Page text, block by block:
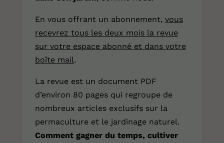
En vous offrant un abonnement, vous
recevrez tous les deux mois la revue
sur votre espace abonné et dans votre
boîte mail.
La revue est un document PDF
d’environ 80 pages qui regroupe de
nombreux articles exclusifs sur la
permaculture et le jardinage naturel.
Comment gagner du temps, cultiver